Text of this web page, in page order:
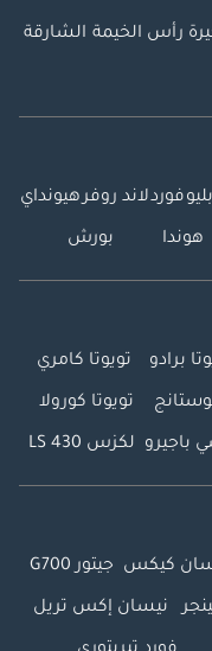
رأس الخيمة الشارقة
فوردلاند روفرهيونداي
هوندا بورش
برادو تويوتا كامري
تويوتا كورولا
باجيرو لكزس LS 430
كيكس جيتور G700
نيسان إكس تريل